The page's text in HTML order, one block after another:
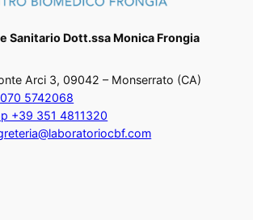
Sanitario Dott.ssa Monica Frongia
Arci 3, 09042 – Monserrato (CA)
5742068
+39 351 4811320